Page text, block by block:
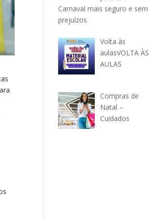
Carnaval mais seguro e sem
prejuízos
Volta às
aulasVOLTA ÀS
AULAS
Compras de
Natal –
Cuidados